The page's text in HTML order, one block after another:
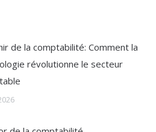
de la comptabilité: Comment la
révolutionne le secteur